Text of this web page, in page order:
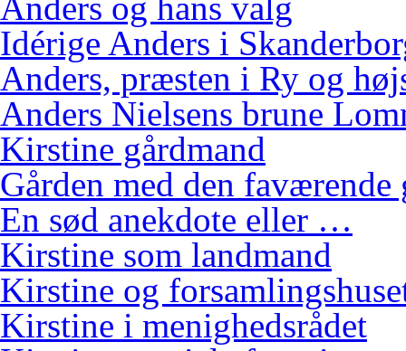
Idérige Anders i
Anders, præsten i Ry og
Anders Nielsens brune
Kirstine gårdmand
Gården med den faværende
En sød anekdote eller …
Kirstine som landmand
Kirstine og
Kirstine i menighedsrådet